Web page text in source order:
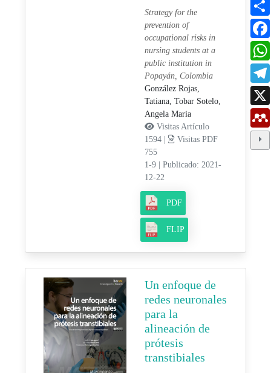
Strategy for the
prevention of
occupational risks in
nursing students at a
public institution in
Popayán, Colombia
González Rojas,
Tatiana, Tobar Sotelo,
Angela Maria
Visitas Artículo
1594 |
Visitas PDF
755
1-9
Publicado: 2021-
12-22
PDF
FLIP
Un enfoque de
redes neuronales
para la
alineación de
prótesis
transtibiales